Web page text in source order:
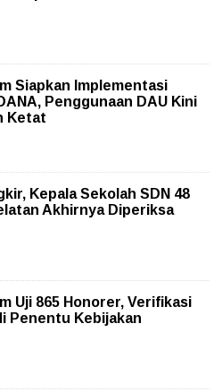
Siapkan Implementasi
Penggunaan DAU Kini
Ketat
Kepala Sekolah SDN 48
Akhirnya Diperiksa
Uji 865 Honorer, Verifikasi
Penentu Kebijakan